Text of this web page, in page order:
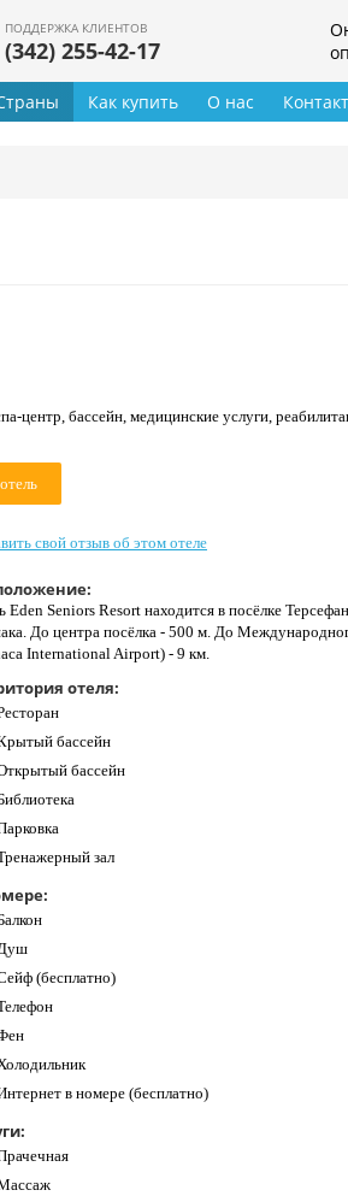
ПОДДЕРЖКА КЛИЕНТОВ
(342) 255-42-17
Как купить О нас
центр, бассейн, медицинские услуги,
свой отзыв об этом отеле
Eden Seniors Resort находится в посёлке
До центра посёлка - 500 м. До
International Airport) - 9 км.
отеля:
бассейн
бассейн
зал
(бесплатно)
в номере (бесплатно)